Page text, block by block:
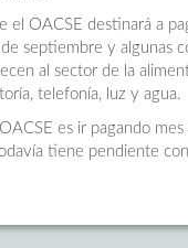
OACSE destinará a
septiembre y algunas
al sector de la
telefonía, luz y agua.
es ir pagando
tiene pendiente